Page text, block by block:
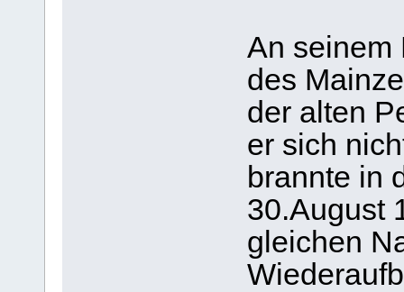
An seinem
des
der alten
er sich
brannte in
30.August
gleichen